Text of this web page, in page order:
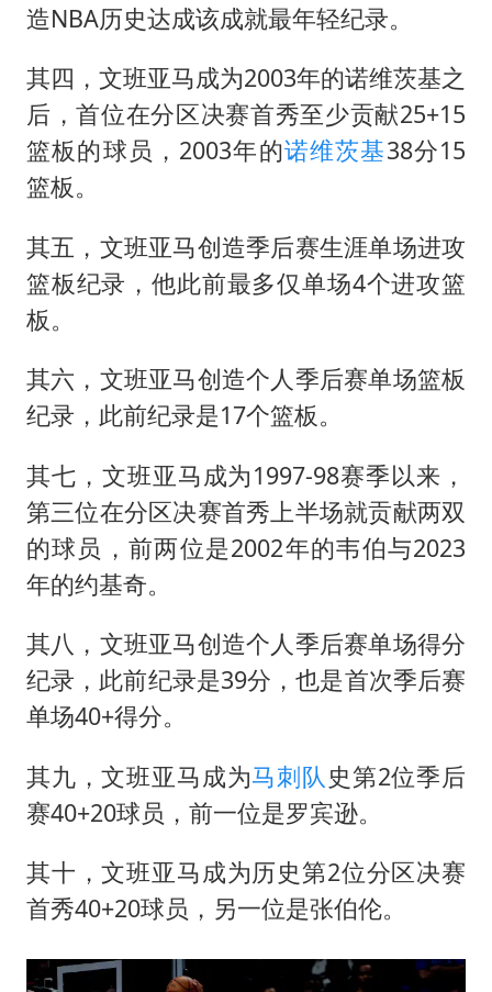
造NBA历史达成该成就最年轻纪录。
其四，文班亚马成为2003年的诺维茨基之
后，首位在分区决赛首秀至少贡献25+15
篮板的球员，2003年的诺维茨基38分15
篮板。
其五，文班亚马创造季后赛生涯单场进攻
篮板纪录，他此前最多仅单场4个进攻篮
板。
其六，文班亚马创造个人季后赛单场篮板
纪录，此前纪录是17个篮板。
其七，文班亚马成为1997-98赛季以来，
第三位在分区决赛首秀上半场就贡献两双
的球员，前两位是2002年的韦伯与2023
年的约基奇。
其八，文班亚马创造个人季后赛单场得分
纪录，此前纪录是39分，也是首次季后赛
单场40+得分。
其九，文班亚马成为马刺队 史第2位季后
赛40+20球员，前一位是罗宾逊。
其十，文班亚马成为历史第2位分区决赛
首秀40+20球员，另一位是张伯伦。